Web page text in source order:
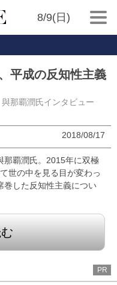
8/9(日)
平成の反知性主義
那覇潤氏インタビュー
2018/08/17
那覇潤氏。2015年に双極
世の中を見る目が変わっ
巻した反知性主義につい
PR